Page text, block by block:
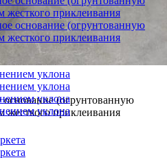
основание (огрунтованную
жесткого приклеивания